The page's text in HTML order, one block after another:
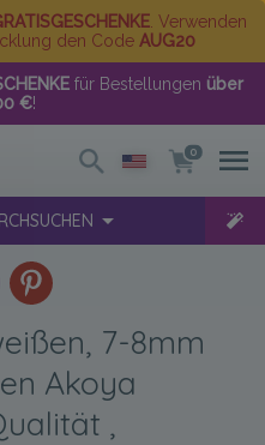
. Verwenden
den Code AUG20
für Bestellungen über
€!
0
7-8mm
Akoya
,